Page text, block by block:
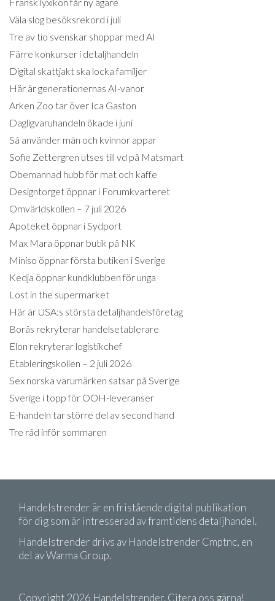
Fransk lyxikon får ny ägare
Väla slog besöksrekord i juli
Tre av tio svenskar shoppar med AI
Färre konkurser i detaljhandeln
Digital skattjakt ska locka familjer
Här är generationernas AI-vanor
Arken Zoo tar över Ica Gaston
Dagligvaruhandeln ökade i juni
Så använder män och kvinnor appar
Sofie Zettergren utses till vd på Matsmart
Obemannad hubb för mat och kaffe
Designtorget öppnar i Forumkvarteret
Omvärldskollen – 7 juli 2026
Apoteket öppnar i Sydport
Max Mara öppnar butik på NK
Miniso öppnar första butiken i Sverige
Kedja öppnar kundklubben för unga
Lost in the supermarket
Här är USA:s största detaljhandelsföretag
Borås rekryterar handelsetablerare
Elon rekryterar logistikchef
Etableringskollen – 2 juli 2026
Sex norska varumärken satsar på Sverige
Sverige i topp för OOH-leveranser
E-handeln tar större del av second hand
Tre råd inför sommaren
Handelstrender är en fristående digital publikation
för dig som är intresserad av framtidens detaljhandel.
Handelstrender drivs av Handelstrender Cmptnc, en
del av Warma Group.
Copyright 2026 Handelstrender. Citera oss gärna!